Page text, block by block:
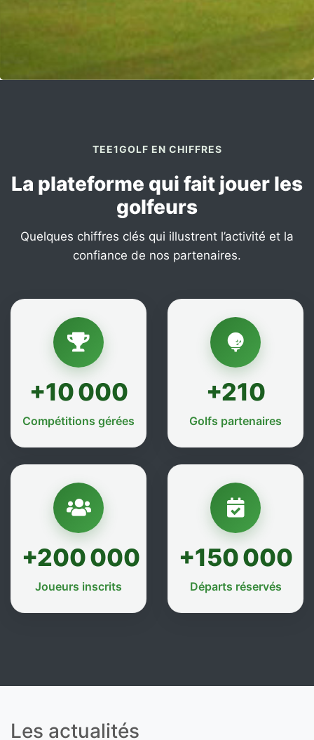
TEE1GOLF EN CHIFFRES
La plateforme qui fait jouer les
golfeurs
Quelques chiffres clés qui illustrent l’activité et la
confiance de nos partenaires.
+10 000
Compétitions gérées
+210
Golfs partenaires
+200 000
Joueurs inscrits
+150 000
Départs réservés
Les actualités